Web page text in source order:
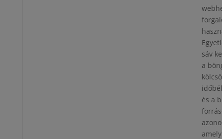
sáv
a
és a